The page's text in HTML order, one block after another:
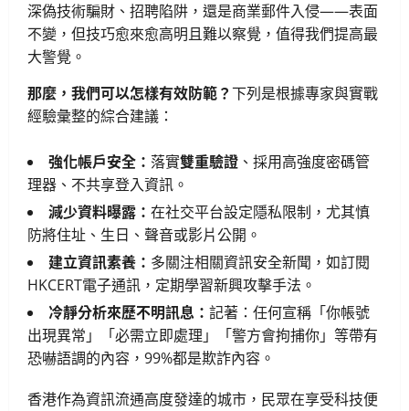
深偽技術騙財、招聘陷阱，還是商業郵件入侵——表面
不變，但技巧愈來愈高明且難以察覺，值得我們提高最
大警覺。
那麼，我們可以怎樣有效防範？下列是根據專家與實戰
經驗彙整的綜合建議：
強化帳戶安全： 落實雙重驗證 、採用高強度密碼管
理器、不共享登入資訊。
減少資料曝露： 在社交平台設定隱私限制，尤其慎
防將住址、生日、聲音或影片公開。
建立資訊素養： 多關注相關資訊安全新聞，如訂閱
HKCERT電子通訊 ，定期學習新興攻擊手法。
冷靜分析來歷不明訊息： 記著：任何宣稱「你帳號
出現異常」「必需立即處理」「警方會拘捕你」等帶有
恐嚇語調的內容，99%都是欺詐內容。
香港作為資訊流通高度發達的城市，民眾在享受科技便